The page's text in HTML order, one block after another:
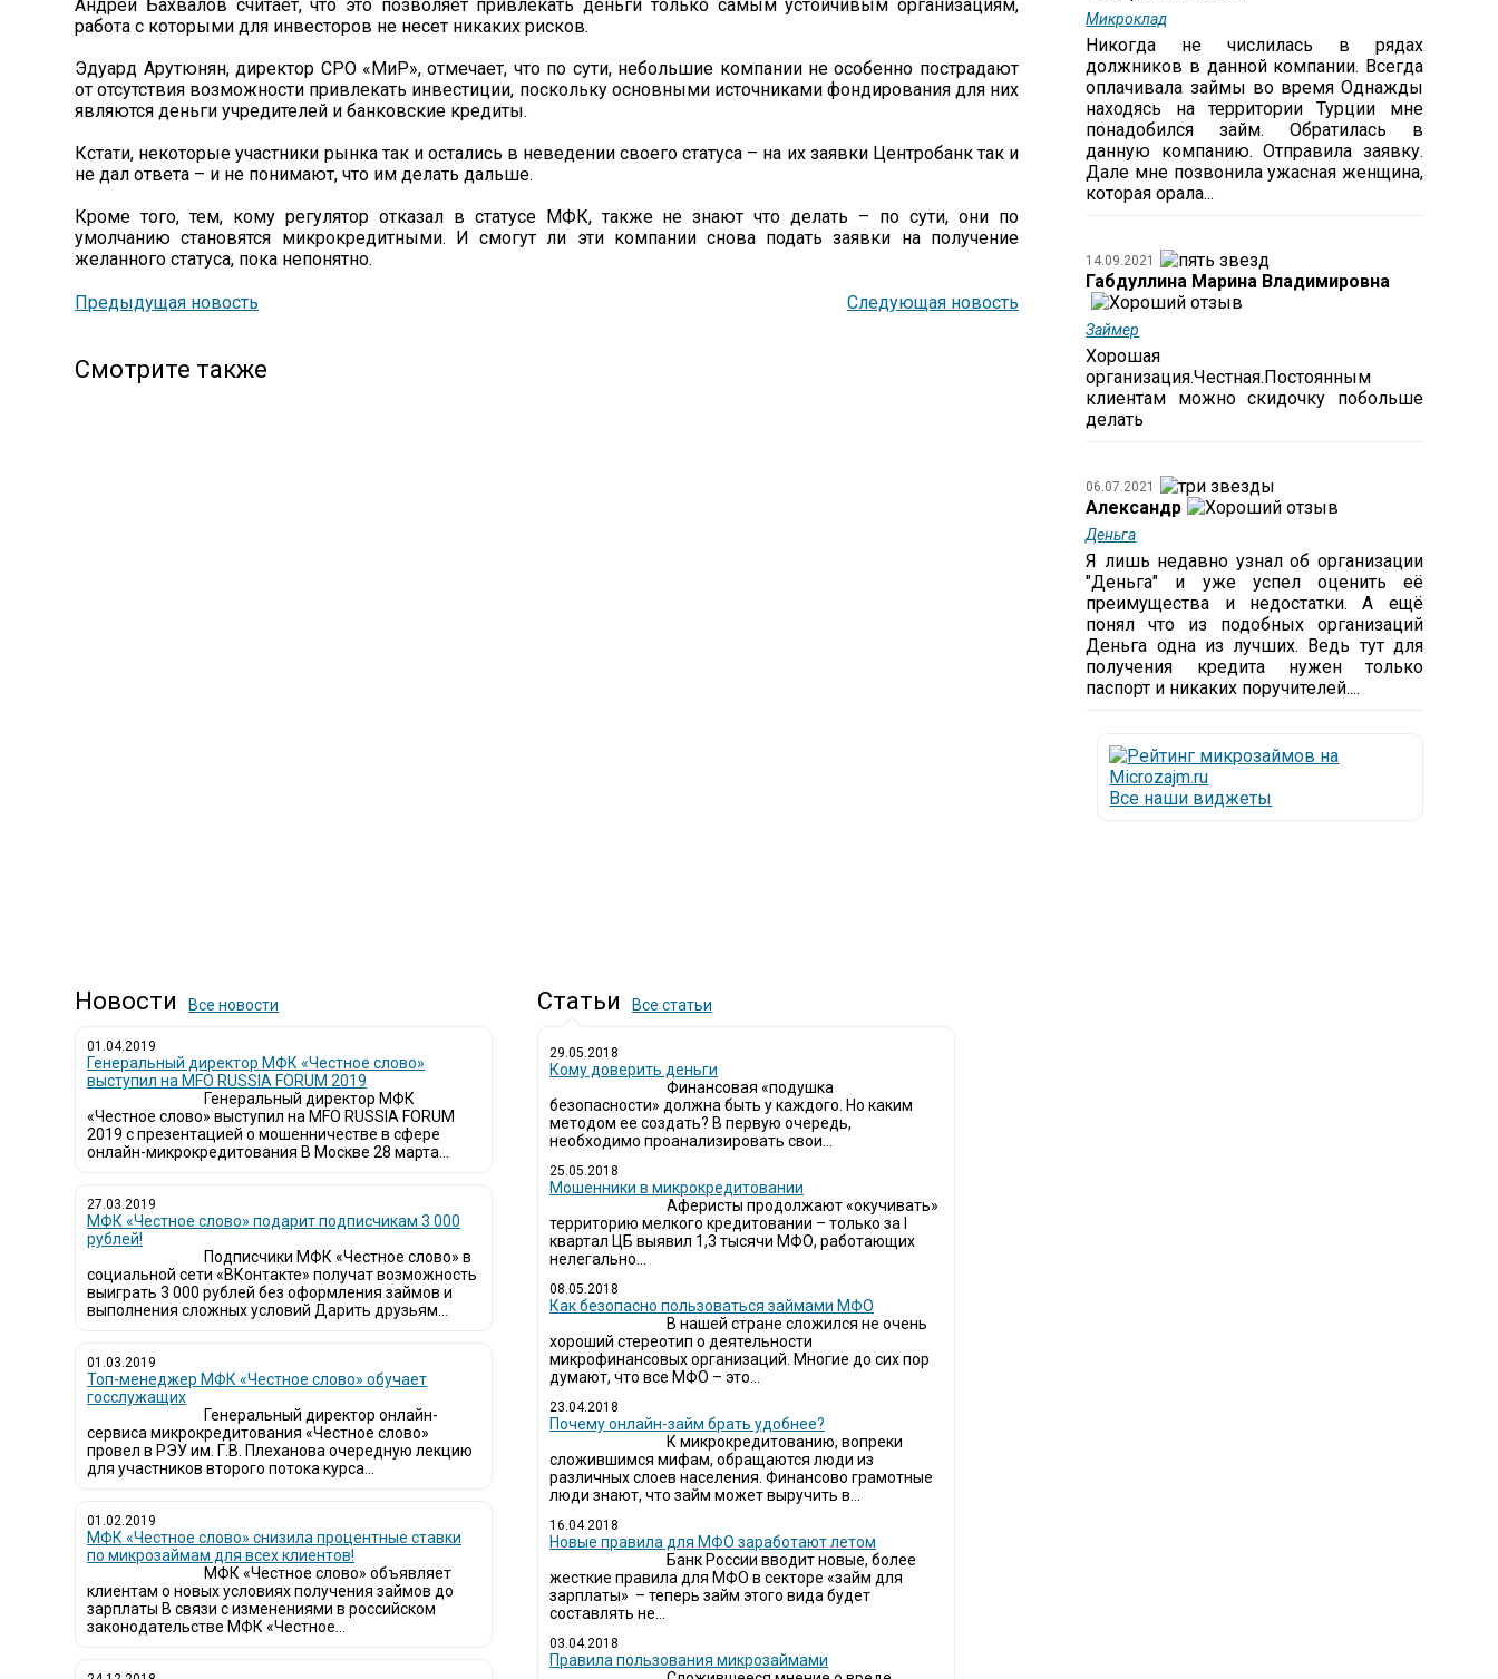
Андрей Бахвалов считает, что это позволяет привлекать деньги только самым устойчивым организациям,
работа с которыми для инвесторов не несет никаких рисков.
Эдуард Арутюнян, директор СРО «МиР», отмечает, что по сути, небольшие компании не особенно пострадают
от отсутствия возможности привлекать инвестиции, поскольку основными источниками фондирования для них
являются деньги учредителей и банковские кредиты.
Кстати, некоторые участники рынка так и остались в неведении своего статуса – на их заявки Центробанк так и
не дал ответа – и не понимают, что им делать дальше.
Кроме того, тем, кому регулятор отказал в статусе МФК, также не знают что делать – по сути, они по
умолчанию становятся микрокредитными. И смогут ли эти компании снова подать заявки на получение
желанного статуса, пока непонятно.
Предыдущая новость Следующая новость
Смотрите также
Новости Все новости
01.04.2019
Генеральный директор МФК «Честное слово»
выступил на MFO RUSSIA FORUM 2019
Генеральный директор МФК
«Честное слово» выступил на MFO RUSSIA FORUM
2019 с презентацией о мошенничестве в сфере
онлайн-микрокредитования В Москве 28 марта...
27.03.2019
МФК «Честное слово» подарит подписчикам 3 000
рублей!
Подписчики МФК «Честное слово» в
социальной сети «ВКонтакте» получат возможность
выиграть 3 000 рублей без оформления займов и
выполнения сложных условий Дарить друзьям...
01.03.2019
Топ-менеджер МФК «Честное слово» обучает
госслужащих
Генеральный директор онлайн-
сервиса микрокредитования «Честное слово»
провел в РЭУ им. Г.В. Плеханова очередную лекцию
для участников второго потока курса...
01.02.2019
МФК «Честное слово» снизила процентные ставки
по микрозаймам для всех клиентов!
МФК «Честное слово» объявляет
клиентам о новых условиях получения займов до
зарплаты В связи с изменениями в российском
законодательстве МФК «Честное...
Статьи Все статьи
29.05.2018
Кому доверить деньги
Финансовая «подушка
безопасности» должна быть у каждого. Но каким
методом ее создать? В первую очередь,
необходимо проанализировать свои...
25.05.2018
Мошенники в микрокредитовании
Аферисты продолжают «окучивать»
территорию мелкого кредитовании – только за I
квартал ЦБ выявил 1,3 тысячи МФО, работающих
нелегально...
08.05.2018
Как безопасно пользоваться займами МФО
В нашей стране сложился не очень
хороший стереотип о деятельности
микрофинансовых организаций. Многие до сих пор
думают, что все МФО – это...
23.04.2018
Почему онлайн-займ брать удобнее?
К микрокредитованию, вопреки
сложившимся мифам, обращаются люди из
различных слоев населения. Финансово грамотные
люди знают, что займ может выручить в...
16.04.2018
Новые правила для МФО заработают летом
Банк России вводит новые, более
жесткие правила для МФО в секторе «займ для
зарплаты» – теперь займ этого вида будет
составлять не...
03.04.2018
​Правила пользования микрозаймами
Микроклад
Никогда не числилась в рядах
должников в данной компании. Всегда
оплачивала займы во время Однажды
находясь на территории Турции мне
понадобился займ. Обратилась в
данную компанию. Отправила заявку.
Дале мне позвонила ужасная женщина,
которая орала...
14.09.2021
Габдуллина Марина Владимировна
Займер
Хорошая
организация.Честная.Постоянным
клиентам можно скидочку побольше
делать
06.07.2021
Александр
Деньга
Я лишь недавно узнал об организации
"Деньга" и уже успел оценить её
преимущества и недостатки. А ещё
понял что из подобных организаций
Деньга одна из лучших. Ведь тут для
получения кредита нужен только
паспорт и никаких поручителей....
Все наши виджеты